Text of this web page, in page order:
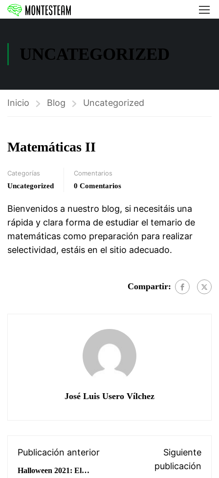
UNCATEGORIZED
Inicio Blog Uncategorized
Matemáticas II
Categorías
Uncategorized
Comentarios
0 Comentarios
Bienvenidos a nuestro blog, si necesitáis una
rápida y clara forma de estudiar el temario de
matemáticas como preparación para realizar
selectividad, estáis en el sitio adecuado.
Compartir:
José Luis Usero Vílchez
Publicación anterior
Halloween 2021: El
Siguiente
publicación